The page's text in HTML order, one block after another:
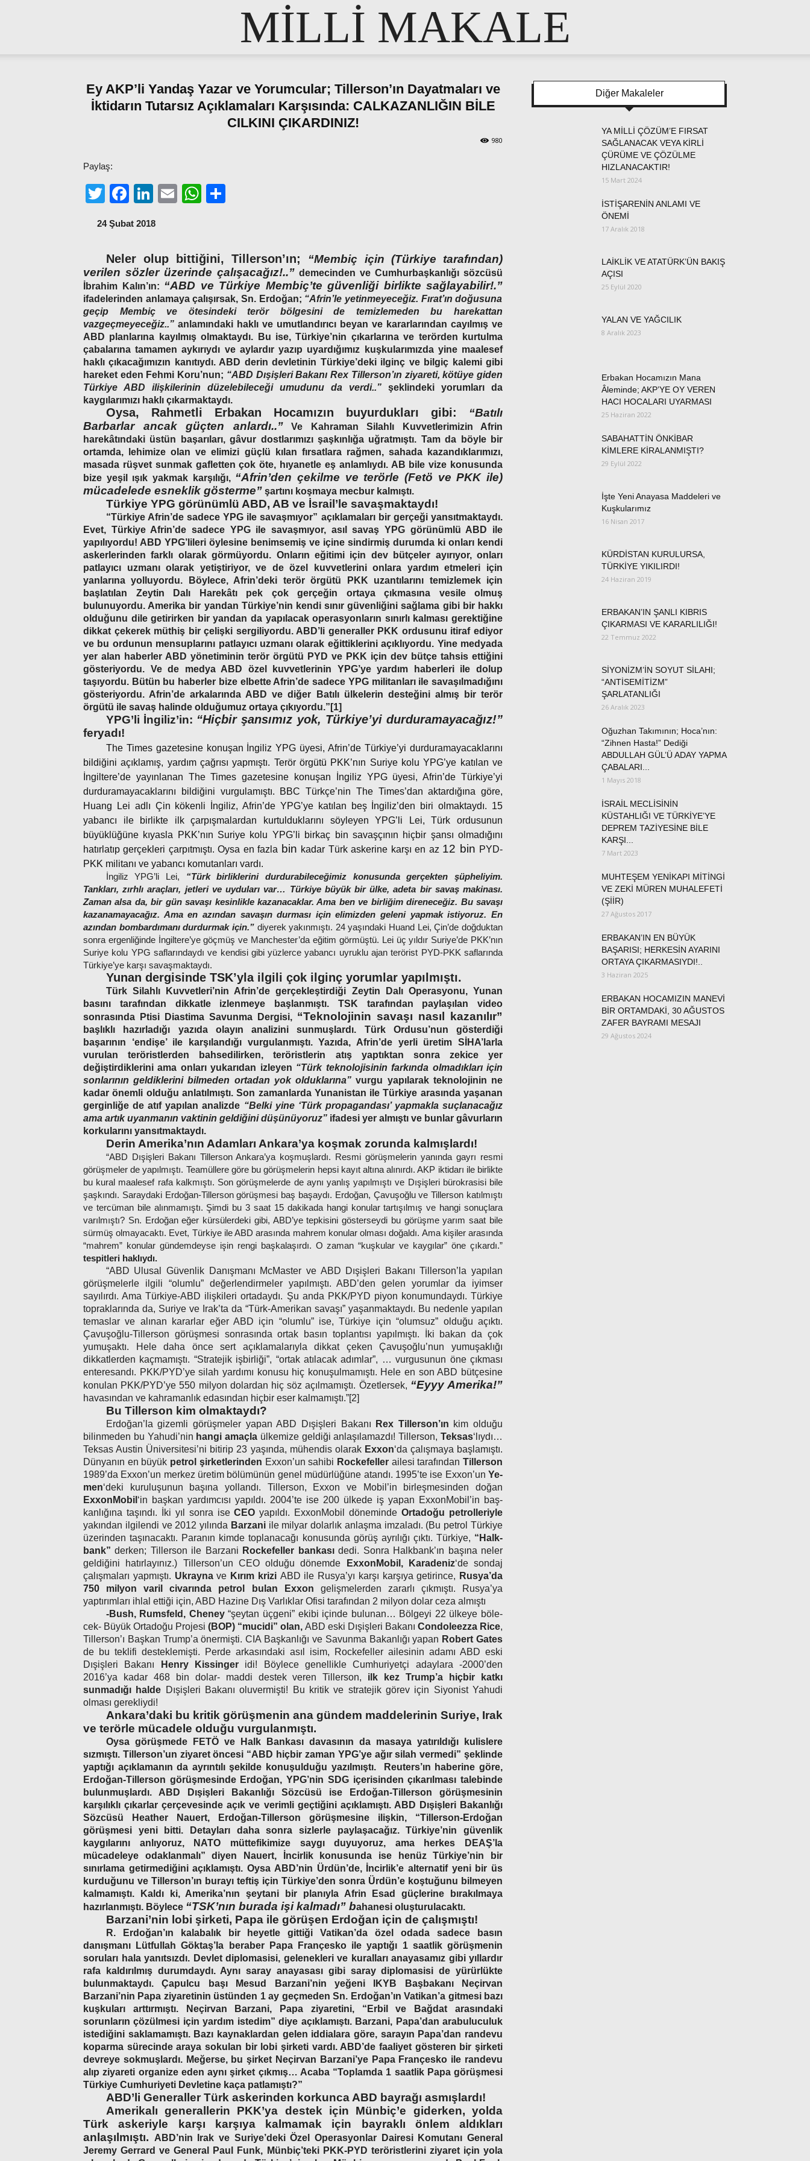
MİLLİ MAKALE
Ey AKP’li Yandaş Yazar ve Yorumcular; Tillerson’ın Dayatmaları ve
İktidarın Tutarsız Açıklamaları Karşısında: CALKAZANLIĞIN BİLE
CILKINI ÇIKARDINIZ!
980
Paylaş:
TwitterFacebook
LinkedIn
EmailWhatsApp
24 Şubat 2018
Neler olup bittiğini, Tillerson’ın; “Membiç için (Türkiye tarafından)
verilen sözler üzerinde çalışacağız!..”demecinden ve Cumhurbaşkanlığı sözcüsü
İbrahim Kalın’ın: “ABD ve Türkiye Membiç’te güvenliği birlikte sağlayabilir!.”
ifadelerinden anlamaya çalışırsak, Sn. Erdoğan; “Afrin’le yetinmeyeceğiz. Fırat’ın doğusuna
geçip Membiç ve ötesindeki terör bölgesini de temizlemeden bu harekattan
vazgeçmeyeceğiz..” anlamındaki haklı ve umutlandırıcı beyan ve kararlarından cayılmış ve
ABD planlarına kayılmış olmaktaydı. Bu ise, Türkiye’nin çıkarlarına ve terörden kurtulma
çabalarına tamamen aykırıydı ve aylardır yazıp uyardığımız kuşkularımızda yine maalesef
haklı çıkacağımızın kanıtıydı. ABD derin devletinin Türkiye’deki ilginç ve bilgiç kalemi gibi
hareket eden Fehmi Koru’nun; “ABD Dışişleri Bakanı Rex Tillerson’ın ziyareti, kötüye giden
Türkiye ABD ilişkilerinin düzelebileceği umudunu da verdi..” şeklindeki yorumları da
kaygılarımızı haklı çıkarmaktaydı.
Oysa, Rahmetli Erbakan Hocamızın buyurdukları gibi: “Batılı
Barbarlar ancak güçten anlardı..”
Ve Kahraman Silahlı Kuvvetlerimizin Afrin
harekâtındaki üstün başarıları, gâvur dostlarımızı şaşkınlığa uğratmıştı. Tam da böyle bir
ortamda, lehimize olan ve elimizi güçlü kılan fırsatlara rağmen, sahada kazandıklarımızı,
masada rüşvet sunmak gafletten çok öte, hıyanetle eş anlamlıydı. AB bile vize konusunda
bize yeşil ışık yakmak karşılığı, “Afrin’den çekilme ve terörle (Fetö ve PKK ile)
mücadelede esneklik gösterme” şartını koşmaya mecbur kalmıştı.
Türkiye YPG görünümlü ABD, AB ve İsrail’le savaşmaktaydı!
“Türkiye Afrin’de sadece YPG ile savaşmıyor” açıklamaları bir gerçeği yansıtmaktaydı.
Evet, Türkiye Afrin’de sadece YPG ile savaşmıyor, asıl savaş YPG görünümlü ABD ile
yapılıyordu! ABD YPG’lileri öylesine benimsemiş ve içine sindirmiş durumda ki onları kendi
askerlerinden farklı olarak görmüyordu. Onların eğitimi için dev bütçeler ayırıyor, onları
patlayıcı uzmanı olarak yetiştiriyor, ve de özel kuvvetlerini onlara yardım etmeleri için
yanlarına yolluyordu. Böylece, Afrin’deki terör örgütü PKK uzantılarını temizlemek için
başlatılan Zeytin Dalı Harekâtı pek çok gerçeğin ortaya çıkmasına vesile olmuş
bulunuyordu. Amerika bir yandan Türkiye’nin kendi sınır güvenliğini sağlama gibi bir hakkı
olduğunu dile getirirken bir yandan da yapılacak operasyonların sınırlı kalması gerektiğine
dikkat çekerek müthiş bir çelişki sergiliyordu. ABD’li generaller PKK ordusunu itiraf ediyor
ve bu ordunun mensuplarını patlayıcı uzmanı olarak eğittiklerini açıklıyordu. Yine medyada
yer alan haberler ABD yönetiminin terör örgütü PYD ve PKK için dev bütçe tahsis ettiğini
gösteriyordu. Ve de medya ABD özel kuvvetlerinin YPG’ye yardım haberleri ile dolup
taşıyordu. Bütün bu haberler bize elbette Afrin’de sadece YPG militanları ile savaşılmadığını
gösteriyordu. Afrin’de arkalarında ABD ve diğer Batılı ülkelerin desteğini almış bir terör
örgütü ile savaş halinde olduğumuz ortaya çıkıyordu.”[1]
YPG’li İngiliz’in: “Hiçbir şansımız yok, Türkiye’yi durduramayacağız!”
feryadı!
The Times gazetesine konuşan İngiliz YPG üyesi, Afrin’de Türkiye’yi durduramayacaklarını
bildiğini açıklamış, yardım çağrısı yapmıştı. Terör örgütü PKK’nın Suriye kolu YPG’ye katılan ve
İngiltere’de yayınlanan The Times gazetesine konuşan İngiliz YPG üyesi, Afrin’de Türkiye’yi
durduramayacaklarını bildiğini vurgulamıştı. BBC Türkçe’nin The Times’dan aktardığına göre,
Huang Lei adlı Çin kökenli İngiliz, Afrin’de YPG’ye katılan beş İngiliz’den biri olmaktaydı. 15
yabancı ile birlikte ilk çarpışmalardan kurtulduklarını söyleyen YPG’li Lei, Türk ordusunun
büyüklüğüne kıyasla PKK’nın Suriye kolu YPG’li birkaç bin savaşçının hiçbir şansı olmadığını
hatırlatıp gerçekleri çarpıtmıştı. Oysa en fazla bin kadar Türk askerine karşı en az 12 bin PYD-
PKK militanı ve yabancı komutanları vardı.
İngiliz YPG’li Lei, “Türk birliklerini durdurabileceğimiz konusunda gerçekten şüpheliyim.
Tankları, zırhlı araçları, jetleri ve uyduları var… Türkiye büyük bir ülke, adeta bir savaş makinası.
Zaman alsa da, bir gün savaşı kesinlikle kazanacaklar. Ama ben ve birliğim direneceğiz. Bu savaşı
kazanamayacağız. Ama en azından savaşın durması için elimizden geleni yapmak istiyoruz. En
azından bombardımanı durdurmak için.” diyerek yakınmıştı. 24 yaşındaki Huand Lei, Çin’de doğduktan
sonra ergenliğinde İngiltere’ye göçmüş ve Manchester’da eğitim görmüştü. Lei üç yıldır Suriye’de PKK’nın
Suriye kolu YPG saflarındaydı ve kendisi gibi yüzlerce yabancı uyruklu ajan terörist PYD-PKK saflarında
Türkiye’ye karşı savaşmaktaydı.
Yunan dergisinde TSK’yla ilgili çok ilginç yorumlar yapılmıştı.
Türk Silahlı Kuvvetleri’nin Afrin’de gerçekleştirdiği Zeytin Dalı Operasyonu, Yunan
basını tarafından dikkatle izlenmeye başlanmıştı. TSK tarafından paylaşılan video
sonrasında Ptisi Diastima Savunma Dergisi, “Teknolojinin savaşı nasıl kazanılır”
başlıklı hazırladığı yazıda olayın analizini sunmuşlardı. Türk Ordusu’nun gösterdiği
başarının ‘endişe’ ile karşılandığı vurgulanmıştı. Yazıda, Afrin’de yerli üretim SİHA’larla
vurulan teröristlerden bahsedilirken, teröristlerin atış yaptıktan sonra zekice yer
değiştirdiklerini ama onları yukarıdan izleyen “Türk teknolojisinin farkında olmadıkları için
sonlarının geldiklerini bilmeden ortadan yok olduklarına” vurgu yapılarak teknolojinin ne
kadar önemli olduğu anlatılmıştı. Son zamanlarda Yunanistan ile Türkiye arasında yaşanan
gerginliğe de atıf yapılan analizde “Belki yine ‘Türk propagandası’ yapmakla suçlanacağız
ama artık uyanmanın vaktinin geldiğini düşünüyoruz” ifadesi yer almıştı ve bunlar gâvurların
korkularını yansıtmaktaydı.
Derin Amerika’nın Adamları Ankara’ya koşmak zorunda kalmışlardı!
“ABD Dışişleri Bakanı Tillerson Ankara’ya koşmuşlardı. Resmi görüşmelerin yanında gayrı resmi
görüşmeler de yapılmıştı. Teamüllere göre bu görüşmelerin hepsi kayıt altına alınırdı. AKP iktidarı ile birlikte
bu kural maalesef rafa kalkmıştı. Son görüşmelerde de aynı yanlış yapılmıştı ve Dışişleri bürokrasisi bile
şaşkındı. Saraydaki Erdoğan-Tillerson görüşmesi baş başaydı. Erdoğan, Çavuşoğlu ve Tillerson katılmıştı
ve tercüman bile alınmamıştı. Şimdi bu 3 saat 15 dakikada hangi konular tartışılmış ve hangi sonuçlara
varılmıştı? Sn. Erdoğan eğer kürsülerdeki gibi, ABD’ye tepkisini gösterseydi bu görüşme yarım saat bile
sürmüş olmayacaktı. Evet, Türkiye ile ABD arasında mahrem konular olması doğaldı. Ama kişiler arasında
“mahrem” konular gündemdeyse işin rengi başkalaşırdı. O zaman “kuşkular ve kaygılar” öne çıkardı.”
tespitleri haklıydı.
“ABD Ulusal Güvenlik Danışmanı McMaster ve ABD Dışişleri Bakanı Tillerson’la yapılan
görüşmelerle ilgili “olumlu” değerlendirmeler yapılmıştı. ABD’den gelen yorumlar da iyimser
sayılırdı. Ama Türkiye-ABD ilişkileri ortadaydı. Şu anda PKK/PYD piyon konumundaydı. Türkiye
topraklarında da, Suriye ve Irak’ta da “Türk-Amerikan savaşı” yaşanmaktaydı. Bu nedenle yapılan
temaslar ve alınan kararlar eğer ABD için “olumlu” ise, Türkiye için “olumsuz” olduğu açıktı.
Çavuşoğlu-Tillerson görüşmesi sonrasında ortak basın toplantısı yapılmıştı. İki bakan da çok
yumuşaktı. Hele daha önce sert açıklamalarıyla dikkat çeken Çavuşoğlu’nun yumuşaklığı
dikkatlerden kaçmamıştı. “Stratejik işbirliği”, “ortak atılacak adımlar”, … vurgusunun öne çıkması
enteresandı. PKK/PYD’ye silah yardımı konusu hiç konuşulmamıştı. Hele en son ABD bütçesine
konulan PKK/PYD’ye 550 milyon dolardan hiç söz açılmamıştı. Özetlersek, “Eyyy Amerika!”
havasından ve kahramanlık edasından hiçbir eser kalmamıştı.”[2]
Bu Tillerson kim olmaktaydı?
Erdoğan’la gizemli görüşmeler yapan ABD Dışişleri Bakanı Rex Tiller­son’ın kim olduğu
bilinmeden bu Yahudi’nin hangi amaçla ülkemize geldiği anlaşılamazdı! Tillerson,Teksas‘lıydı…
Teksas Austin Üniversitesi’ni bitirip 23 yaşında, mühendis olarak Exxon‘da çalışmaya başlamıştı.
Dünyanın en büyük petrol şirketlerinden Exxon’un sahibi Rockefeller ailesi tarafındanTillerson
1989’da Exxon’un mer­kez üretim bölümünün genel müdürlüğüne atandı. 1995’te ise Exxon’un Ye­
men‘deki kuruluşunun başına yollandı. Tillerson, Exxon ve Mobil’in birleşme­sinden doğan
ExxonMobil ‘in başkan yardımcısı yapıldı. 2004’te ise 200 ülkede iş yapan ExxonMobil’in baş­
kanlığına taşındı. İki yıl sonra iseCEOyapıldı. ExxonMobil dönemindeOr­tadoğu petrolleriyle
yakın­dan ilgilendi ve 2012 yılında Barzani ile milyar dolarlık anlaşma imzaladı. (Bu petrol Türkiye
üzerinden taşınacaktı. Paranın kimde toplanacağı konusunda görüş ayrılığı çıktı. Türkiye, “Halk­
bank”derken; Tillerson ile Barzani Rockefeller ban­kasıdedi. Sonra Halkbank’ın başına neler
geldiğini hatırlayınız.) Tillerson’un CEO olduğu dönemde
ExxonMobil, Ka­radeniz‘de sondaj
çalışmaları yapmıştı. Ukraynave Kırım kri­zi ABD ile Rusya’yı karşı karşıya getirince, Rusya’da
750 milyon varil civarın­da petrol bulan Exxon ge­lişmelerden zararlı çıkmıştı. Rusya’ya
yaptırımları ihlal ettiği için, ABD Hazine Dış Varlıklar Ofisi tarafından 2 milyon dolar ceza almıştı
-Bush, Rumsfeld, Che­ney“şeytan üçgeni” ekibi içinde bulunan… Bölgeyi 22 ülkeye böle­
cek- Büyük Ortadoğu Proje­si (BOP) “mucidi” olan, ABD eski Dışişleri Ba­kanı Condoleezza Rice,
Tillerson’ı Başkan Trump’a önermişti. CIA Başkanlığı ve Savunma Bakanlığı yapan Robert Ga­tes
de bu teklifi desteklemişti. Perde arkasın­daki asıl isim, Rockefeller aile­sinin adamı ABD eski
Dışişleri Bakanı
Henry Kissinger idi! Böylece genellikle Cumhuriyetçi adaylara -2000’den
2016’ya kadar 468 bin dolar- maddi destek veren Tillerson, ilk kez Trump’a hiçbir katkı
sunmadığı halde Dışişleri Bakanı oluvermişti! Bu kritik ve stratejik görev için Siyonist Yahudi
olması gerekliydi!
Ankara’daki bu kritik görüşmenin ana gündem maddelerinin Suriye, Irak
ve terörle mücadele olduğu vurgulanmıştı.
Oysa görüşmede FETÖ ve Halk Bankası davasının da masaya yatırıldığı kulislere
sızmıştı. Tillerson’un ziyaret öncesi “ABD hiçbir zaman YPG’ye ağır silah vermedi” şeklinde
yaptığı açıklamanın da ayrıntılı şekilde konuşulduğu yazılmıştı. Reuters’ın haberine göre,
Erdoğan-Tillerson görüşmesinde Erdoğan, YPG’nin SDG içerisinden çıkarılması talebinde
bulunmuşlardı. ABD Dışişleri Bakanlığı Sözcüsü ise Erdoğan-Tillerson görüşmesinin
karşılıklı çıkarlar çerçevesinde açık ve verimli geçtiğini açıklamıştı. ABD Dışişleri Bakanlığı
Sözcüsü Heather Nauert, Erdoğan-Tillerson görüşmesine ilişkin, “Tillerson-Erdoğan
görüşmesi yeni bitti. Detayları daha sonra sizlerle paylaşacağız. Türkiye’nin güvenlik
kaygılarını anlıyoruz, NATO müttefikimize saygı duyuyoruz, ama herkes DEAŞ’la
mücadeleye odaklanmalı” diyen Nauert, İncirlik konusunda ise henüz Türkiye’nin bir
sınırlama getirmediğini açıklamıştı.Oysa ABD’nin Ürdün’de, İncirlik’e alternatif yeni bir üs
kurduğunu ve Tillerson’ın burayı teftiş için Türkiye’den sonra Ürdün’e koştuğunu bilmeyen
kalmamıştı. Kaldı ki, Amerika’nın şeytani bir planıyla Afrin Esad güçlerine bırakılmaya
hazırlanmıştı. Böylece “TSK’nın burada işi kalmadı” bahanesi oluşturulacaktı.
Barzani’nin lobi şirketi, Papa ile görüşen Erdoğan için de çalışmıştı!
R. Erdoğan’ın kalabalık bir heyetle gittiği Vatikan’da özel odada sadece basın
danışmanı Lütfullah Göktaş’la beraber Papa Françesko ile yaptığı 1 saatlik görüşmenin
soruları hala yanıtsızdı. Devlet diplomasisi, gelenekleri ve kuralları anayasamız gibi yıllardır
rafa kaldırılmış durumdaydı. Aynı saray anayasası gibi saray diplomasisi de yürürlükte
bulunmaktaydı. Çapulcu başı Mesud Barzani’nin yeğeni IKYB Başbakanı Neçirvan
Barzani’nin Papa ziyaretinin üstünden 1 ay geçmeden Sn. Erdoğan’ın Vatikan’a gitmesi bazı
kuşkuları arttırmıştı. Neçirvan Barzani, Papa ziyaretini, “Erbil ve Bağdat arasındaki
sorunların çözülmesi için yardım istedim” diye açıklamıştı. Barzani, Papa’dan arabuluculuk
istediğini saklamamıştı. Bazı kaynaklardan gelen iddialara göre, sarayın Papa’dan randevu
koparma sürecinde araya sokulan bir lobi şirketi vardı. ABD’de faaliyet gösteren bir şirketi
devreye sokmuşlardı. Meğerse, bu şirket Neçirvan Barzani’ye Papa Françesko ile randevu
alıp ziyareti organize eden aynı şirket çıkmış… Acaba “Toplamda 1 saatlik Papa görüşmesi
Türkiye Cumhuriyeti Devletine kaça patlamıştı?”
ABD’li Generaller Türk askerinden korkunca ABD bayrağı asmışlardı!
Amerikalı generallerin PKK’ya destek için Münbiç’e giderken, yolda
Türk askeriyle karşı karşıya kalmamak için bayraklı önlem aldıkları
anlaşılmıştı.
ABD’nin Irak ve Suriye’deki Özel Operasyonlar Dairesi Komutanı General
Jeremy Gerrard ve General Paul Funk, Münbiç’teki PKK-PYD teröristlerini ziyaret için yola
Diğer Makaleler
YA MİLLİ ÇÖZÜM’E FIRSAT
SAĞLANACAK VEYA KİRLİ
ÇÜRÜME VE ÇÖZÜLME
HIZLANACAKTIR!
15 Mart 2024
İSTİŞARENİN ANLAMI VE
ÖNEMİ
17 Aralık 2018
LAİKLİK VE ATATÜRK’ÜN BAKIŞ
AÇISI
25 Eylül 2020
YALAN VE YAĞCILIK
8 Aralık 2023
Erbakan Hocamızın Mana
Âleminde; AKP’YE OY VEREN
HACI HOCALARI UYARMASI
25 Haziran 2022
SABAHATTİN ÖNKİBAR
KİMLERE KİRALANMIŞTI?
29 Eylül 2022
İşte Yeni Anayasa Maddeleri ve
Kuşkularımız
16 Nisan 2017
KÜRDİSTAN KURULURSA,
TÜRKİYE YIKILIRDI!
24 Haziran 2019
ERBAKAN’IN ŞANLI KIBRIS
ÇIKARMASI VE KARARLILIĞI!
22 Temmuz 2022
SİYONİZM’İN SOYUT SİLAHI;
“ANTİSEMİTİZM”
ŞARLATANLIĞI
26 Aralık 2023
Oğuzhan Takımının; Hoca’nın:
“Zihnen Hasta!” Dediği
ABDULLAH GÜL’Ü ADAY YAPMA
ÇABALARI...
1 Mayıs 2018
İSRAİL MECLİSİNİN
KÜSTAHLIĞI VE TÜRKİYE’YE
DEPREM TAZİYESİNE BİLE
KARŞI...
7 Mart 2023
MUHTEŞEM YENİKAPI MİTİNGİ
VE ZEKİ MÜREN MUHALEFETİ
(ŞİİR)
27 Ağustos 2017
ERBAKAN’IN EN BÜYÜK
BAŞARISI; HERKESİN AYARINI
ORTAYA ÇIKARMASIYDI!..
3 Haziran 2025
ERBAKAN HOCAMIZIN MANEVİ
BİR ORTAMDAKİ, 30 AĞUSTOS
ZAFER BAYRAMI MESAJI
29 Ağustos 2024